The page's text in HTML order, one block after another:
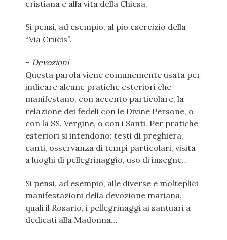
cristiana e alla vita della Chiesa.
Si pensi, ad esempio, al pio esercizio della
“Via Crucis”.
– Devozioni
Questa parola viene comunemente usata per
indicare alcune pratiche esteriori che
manifestano, con accento particolare, la
relazione dei fedeli con le Divine Persone, o
con la SS. Vergine, o con i Santi. Per pratiche
esteriori si intendono: testi di preghiera,
canti, osservanza di tempi particolari, visita
a luoghi di pellegrinaggio, uso di insegne…
Si pensi, ad esempio, alle diverse e molteplici
manifestazioni della devozione mariana,
quali il Rosario, i pellegrinaggi ai santuari a
dedicati alla Madonna…